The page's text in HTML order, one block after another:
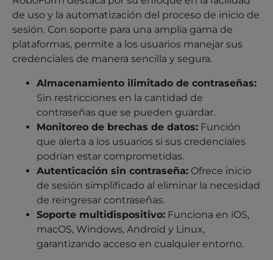
de uso y la automatización del proceso de inicio de
sesión. Con soporte para una amplia gama de
plataformas, permite a los usuarios manejar sus
credenciales de manera sencilla y segura.
Almacenamiento ilimitado de contraseñas:
Sin restricciones en la cantidad de
contraseñas que se pueden guardar.
Monitoreo de brechas de datos: Función
que alerta a los usuarios si sus credenciales
podrían estar comprometidas.
Autenticación sin contraseña: Ofrece inicio
de sesión simplificado al eliminar la necesidad
de reingresar contraseñas.
Soporte multidispositivo: Funciona en iOS,
macOS, Windows, Android y Linux,
garantizando acceso en cualquier entorno.